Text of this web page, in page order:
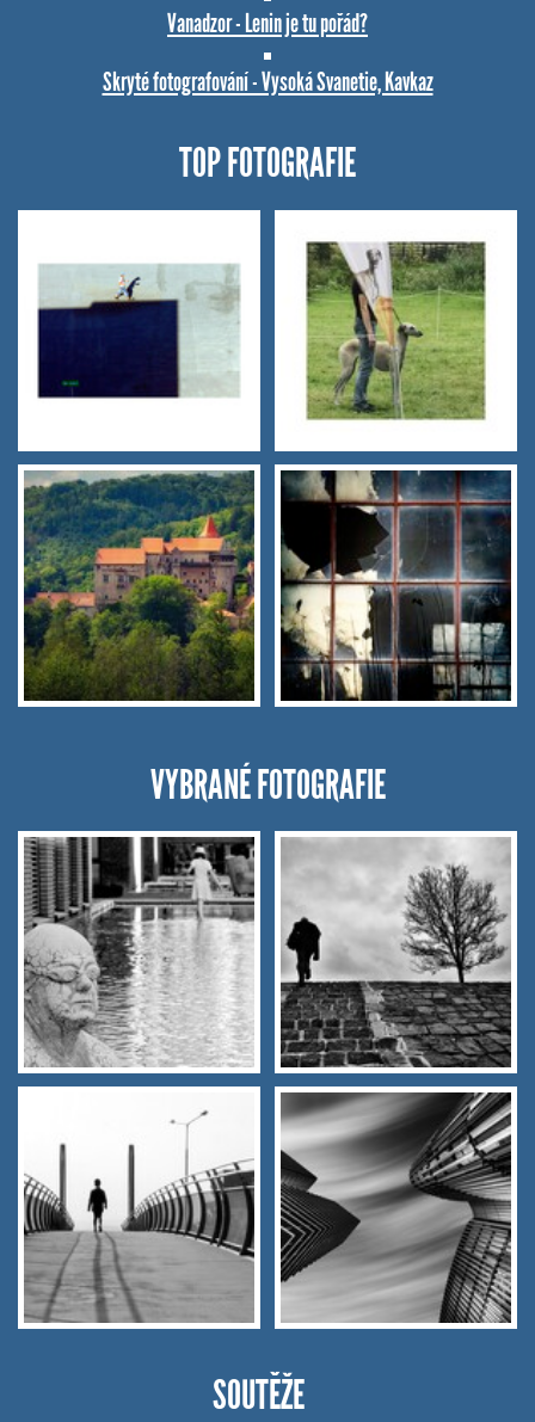
Vanadzor - Lenin je tu pořád?
Skryté fotografování - Vysoká Svanetie, Kavkaz
TOP FOTOGRAFIE
VYBRANÉ FOTOGRAFIE
SOUTĚŽE